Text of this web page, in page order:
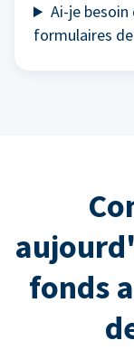
Ai-je besoin
formulaires
fonds